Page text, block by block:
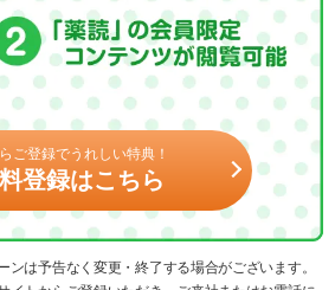
ご登録でうれしい特典！
登録はこちら
は予告なく変更・終了する場合がございます。